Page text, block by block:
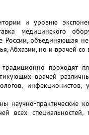
и уровню
медицинского
объединяющая
Абхазии, но и врачей со
проходят
врачей
инфекционистов,
научно-практические
всех